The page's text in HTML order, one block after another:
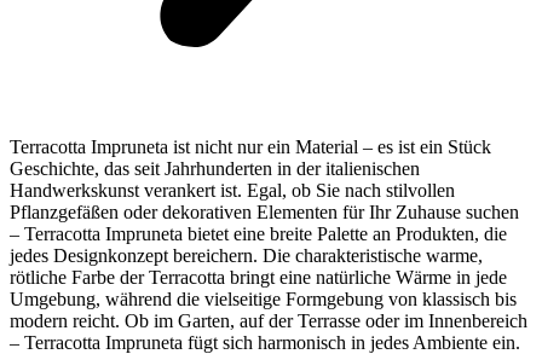
Terracotta Impruneta ist nicht nur ein Material – es ist ein Stück
Geschichte, das seit Jahrhunderten in der italienischen
Handwerkskunst verankert ist. Egal, ob Sie nach stilvollen
Pflanzgefäßen oder dekorativen Elementen für Ihr Zuhause suchen
– Terracotta Impruneta bietet eine breite Palette an Produkten, die
jedes Designkonzept bereichern. Die charakteristische warme,
rötliche Farbe der Terracotta bringt eine natürliche Wärme in jede
Umgebung, während die vielseitige Formgebung von klassisch bis
modern reicht. Ob im Garten, auf der Terrasse oder im Innenbereich
– Terracotta Impruneta fügt sich harmonisch in jedes Ambiente ein.